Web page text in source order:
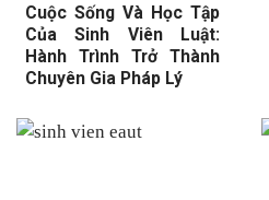
Cuộc Sống Và Học Tập
Của Sinh Viên Luật:
Hành Trình Trở Thành
Chuyên Gia Pháp Lý